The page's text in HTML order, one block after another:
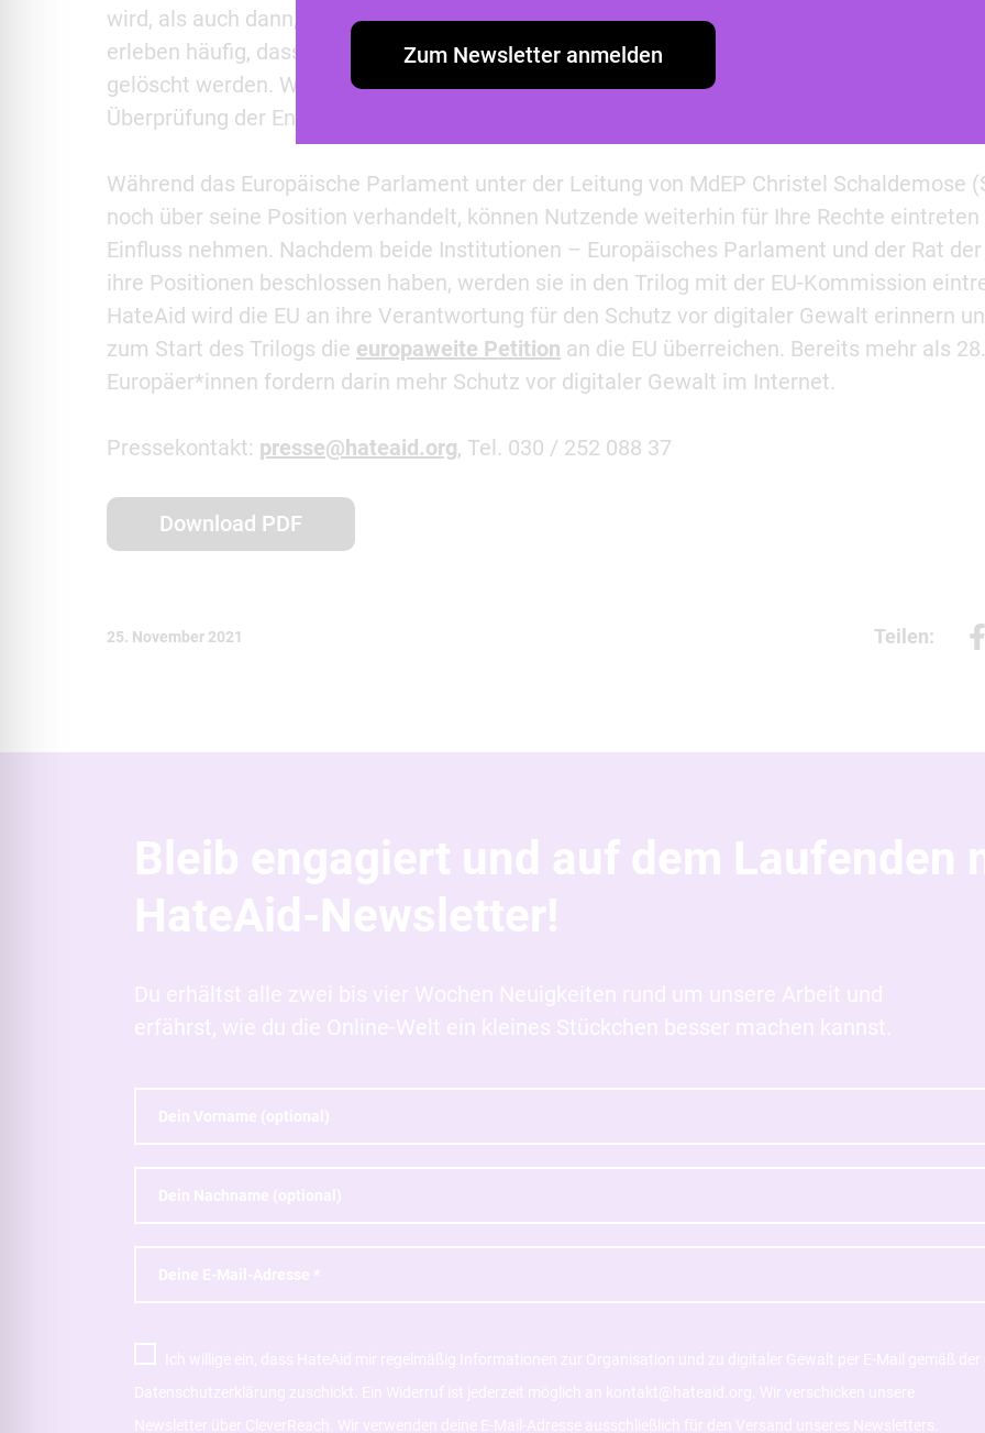
wird, als auch dann, wenn die Plattform auf eine Meldung von Inhalten hin nicht tätig wird.
erleben häufig, dass selbst offensichtlich rechtswidrige Inhalte auf eine Meldung hin nicht
gelöscht werden. Wir halten es daher für hilfreich, wenn Betroffene in jedem Fall eine
Überprüfung der Entscheidung herbeiführen können.
Während das Europäische Parlament unter der Leitung von MdEP Christel Schaldemose
noch über seine Position verhandelt, können Nutzende weiterhin für Ihre Rechte eintreten
Einfluss nehmen. Nachdem beide Institutionen – Europäisches Parlament und der Rat der
ihre Positionen beschlossen haben, werden sie in den Trilog mit der EU-Kommission
HateAid wird die EU an ihre Verantwortung für den Schutz vor digitaler Gewalt erinnern
zum Start des Trilogs die europaweite Petition an die EU überreichen. Bereits mehr als
Europäer*innen fordern darin mehr Schutz vor digitaler Gewalt im Internet.
Pressekontakt: presse@hateaid.org, Tel. 030 / 252 088 37
Download PDF
25. November 2021 Teilen:
Bleib engagiert und auf dem Laufenden
HateAid-Newsletter!
Du erhältst alle zwei bis vier Wochen Neuigkeiten rund um unsere Arbeit und
erfährst, wie du die Online-Welt ein kleines Stückchen besser machen kannst.
Ich willige ein, dass HateAid mir regelmäßig Informationen zur Organisation und zu digitaler Gewalt per E-Mail gemäß der
Datenschutzerklärung zuschickt. Ein Widerruf ist jederzeit möglich an kontakt@hateaid.org. Wir verschicken unsere
Newsletter über CleverReach. Wir verwenden deine E-Mail-Adresse ausschließlich für den Versand unseres Newsletters.
Zum Newsletter anmelden